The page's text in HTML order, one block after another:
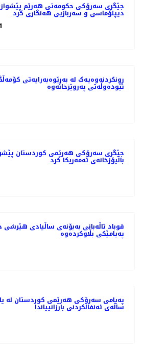
جێگری سەرۆکی حکومەتی هەرێم
دیپلۆماسی و سەربازیی هەنگاری کرد
ڕونکردنەوەیەک لە بەڕێوەبەرایەتی
نێودەوڵەتی پەروێزخانەوە
جێگری سەرۆکی هەرێمی کوردستان
باڵیۆزخانه‌ی ئه‌مه‌ریکا کرد
قوباد تاڵەبانی بەبۆنەی ساڵیادی
پەیامێکی بڵاوکردەوە
پەیامی سەرۆکی هەرێمی کوردستان
ساڵه‌ى ئه‌نفالكردنى بارزانيياندا